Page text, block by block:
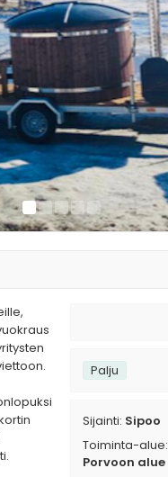
Palju
Sijainti: Sipoo
Toiminta-alue:
Porvoon alue